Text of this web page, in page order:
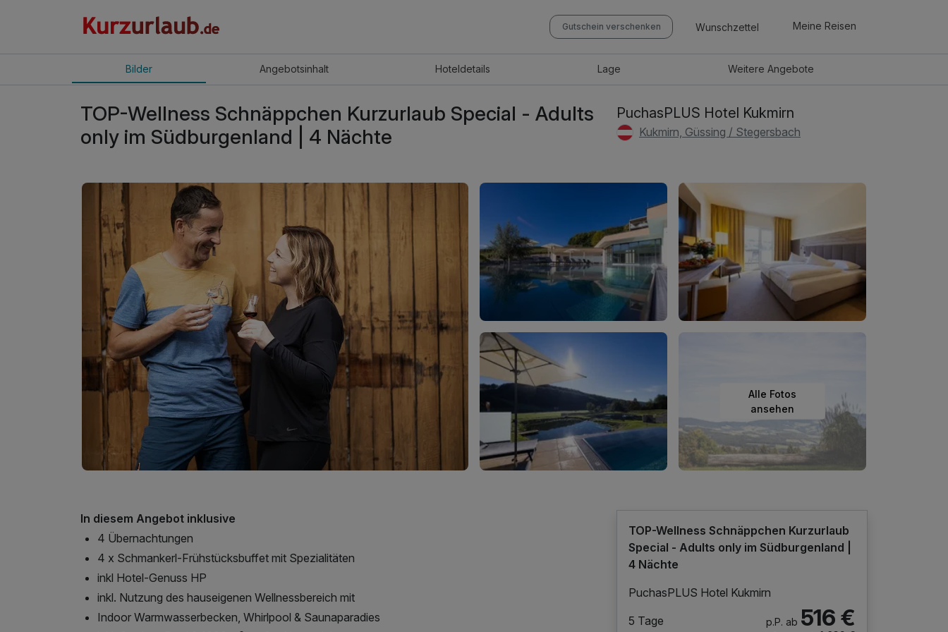
Gutschein verschenken Wunschzettel Meine Reisen
Bilder Angebotsinhalt Hoteldetails Lage WeitereAngebote
TOP-Wellness Schnäppchen Kurzurlaub Special - Adults
only im Südburgenland | 4 Nächte
PuchasPLUS Hotel Kukmirn
Kukmirn, Güssing / Stegersbach
Alle Fotos
ansehen
In diesem Angebot inklusive
4 Übernachtungen
4 x Schmankerl-Frühstücksbuffet mit Spezialitäten
inkl Hotel-Genuss HP
inkl. Nutzung des hauseigenen Wellnessbereich mit
Indoor Warmwasserbecken, Whirlpool & Saunaparadies
TOP-Wellness Schnäppchen Kurzurlaub
Special - Adults only im Südburgenland |
4 Nächte
PuchasPLUS Hotel Kukmirn
5 Tage
p.P. ab 516 €